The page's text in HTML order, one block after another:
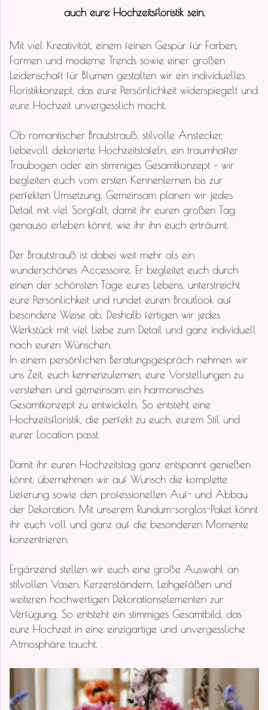
auch eure Hochzeitsfloristik sein.
Mit viel Kreativität, einem feinen Gespür für Farben,
Formen und moderne Trends sowie einer großen
Leidenschaft für Blumen gestalten wir ein individuelles
Floristikkonzept, das eure Persönlichkeit widerspiegelt und
eure Hochzeit unvergesslich macht.
Ob romantischer Brautstrauß, stilvolle Anstecker,
liebevoll dekorierte Hochzeitstafeln, ein traumhafter
Traubogen oder ein stimmiges Gesamtkonzept – wir
begleiten euch vom ersten Kennenlernen bis zur
perfekten Umsetzung. Gemeinsam planen wir jedes
Detail mit viel Sorgfalt, damit ihr euren großen Tag
genauso erleben könnt, wie ihr ihn euch erträumt.
Der Brautstrauß ist dabei weit mehr als ein
wunderschönes Accessoire. Er begleitet euch durch
einen der schönsten Tage eures Lebens, unterstreicht
eure Persönlichkeit und rundet euren Brautlook auf
besondere Weise ab. Deshalb fertigen wir jedes
Werkstück mit viel Liebe zum Detail und ganz individuell
nach euren Wünschen.
In einem persönlichen Beratungsgespräch nehmen wir
uns Zeit, euch kennenzulernen, eure Vorstellungen zu
verstehen und gemeinsam ein harmonisches
Gesamtkonzept zu entwickeln. So entsteht eine
Hochzeitsfloristik, die perfekt zu euch, eurem Stil und
eurer Location passt.
Damit ihr euren Hochzeitstag ganz entspannt genießen
könnt, übernehmen wir auf Wunsch die komplette
Lieferung sowie den professionellen Auf- und Abbau
der Dekoration. Mit unserem Rundum-sorglos-Paket könnt
ihr euch voll und ganz auf die besonderen Momente
konzentrieren.
Ergänzend stellen wir euch eine große Auswahl an
stilvollen Vasen, Kerzenständern, Leihgefäßen und
weiteren hochwertigen Dekorationselementen zur
Verfügung. So entsteht ein stimmiges Gesamtbild, das
eure Hochzeit in eine einzigartige und unvergessliche
Atmosphäre taucht.